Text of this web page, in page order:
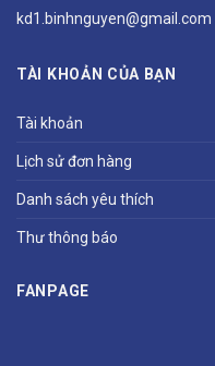
kd1.binhnguyen@gmail.com
TÀI KHOẢN CỦA BẠN
Tài khoản
Lịch sử đơn hàng
Danh sách yêu thích
Thư thông báo
FANPAGE